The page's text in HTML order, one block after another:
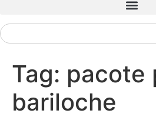
Tag: pacote
bariloche